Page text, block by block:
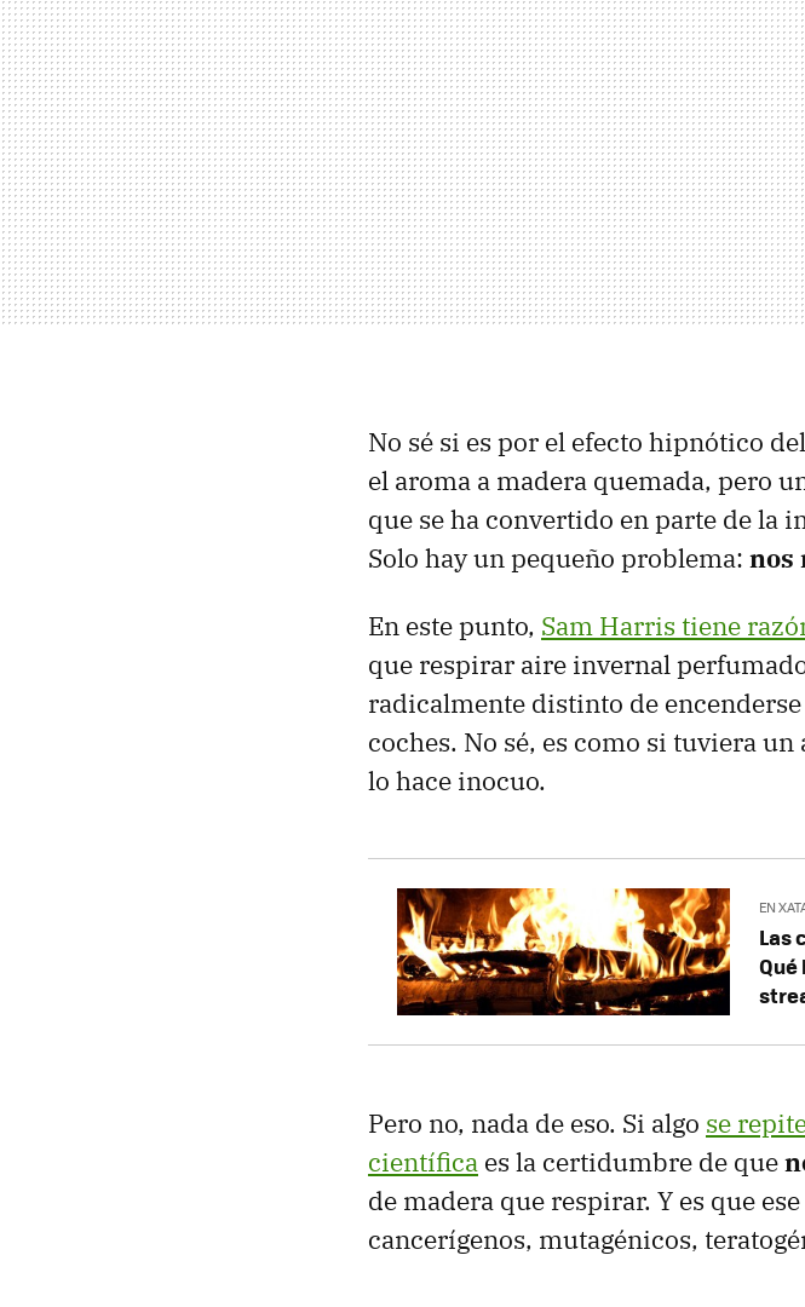
No sé si es por el efecto hipnótico
el aroma a madera quemada, pero
que se ha convertido en parte de la
Solo hay un pequeño problema: nos
En este punto, Sam Harris tiene
que respirar aire invernal
radicalmente distinto de
coches. No sé, es como si tuviera
lo hace inocuo.
EN
Las
Pero no, nada de eso. Si algo se
científica es la certidumbre de que
de madera que respirar. Y es que
cancerígenos, mutagénicos,